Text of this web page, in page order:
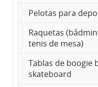
Pelotas para
Raquetas
tenis de mesa)
Tablas de boogie
skateboard